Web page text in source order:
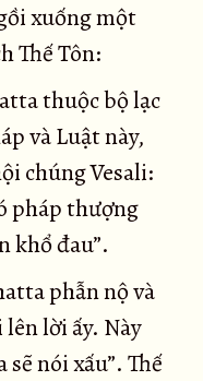
xuống một
Thế Tôn:
thuộc bộ lạc
và Luật này,
chúng Vesali:
pháp thượng
khổ đau”.
phẫn nộ và
lời ấy. Này
nói xấu”. Thế